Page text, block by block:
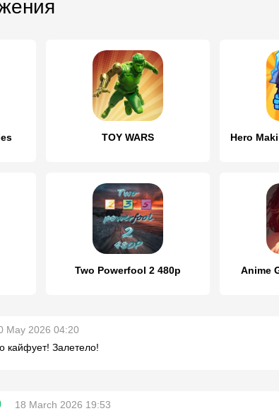
TOY WARS
Two Powerfool 2 480p Anime
May 2026 04:20
кайфует! Залетело!
18 March 2026 19:53